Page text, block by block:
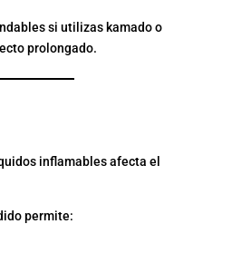
si utilizas kamado o
prolongado.
inflamables afecta el
permite: